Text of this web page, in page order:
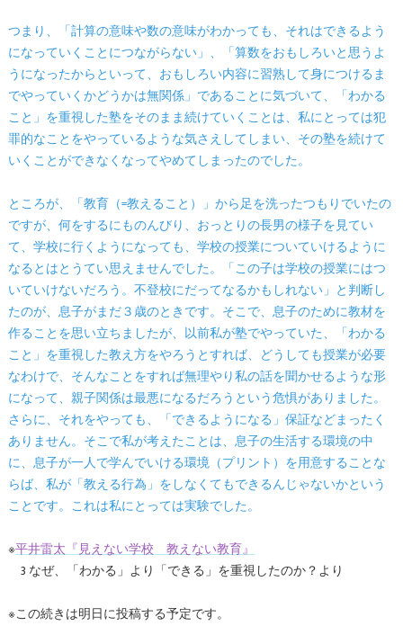
つまり、「計算の意味や数の意味がわかっても、それはできるよう
になっていくことにつながらない」、「算数をおもしろいと思うよ
うになったからといって、おもしろい内容に習熟して身につけるま
でやっていくかどうかは無関係」であることに気づいて、「わかる
こと」を重視した塾をそのまま続けていくことは、私にとっては犯
罪的なことをやっているような気さえしてしまい、その塾を続けて
いくことができなくなってやめてしまったのでした。
ところが、「教育（=教えること）」から足を洗ったつもりでいたの
ですが、何をするにものんびり、おっとりの長男の様子を見てい
て、学校に行くようになっても、学校の授業についていけるように
なるとはとうてい思えませんでした。「この子は学校の授業にはつ
いていけないだろう。不登校にだってなるかもしれない」と判断し
たのが、息子がまだ３歳のときです。そこで、息子のために教材を
作ることを思い立ちましたが、以前私が塾でやっていた、「わかる
こと」を重視した教え方をやろうとすれば、どうしても授業が必要
なわけで、そんなことをすれば無理やり私の話を聞かせるような形
になって、親子関係は最悪になるだろうという危惧がありました。
さらに、それをやっても、「できるようになる」保証などまったく
ありません。そこで私が考えたことは、息子の生活する環境の中
に、息子が一人で学んでいける環境（プリント）を用意することな
らば、私が「教える行為」をしなくてもできるんじゃないかという
ことです。これは私にとっては実験でした。
※平井雷太『見えない学校 教えない教育』
3 なぜ、「わかる」より「できる」を重視したのか？より
※この続きは明日に投稿する予定です。